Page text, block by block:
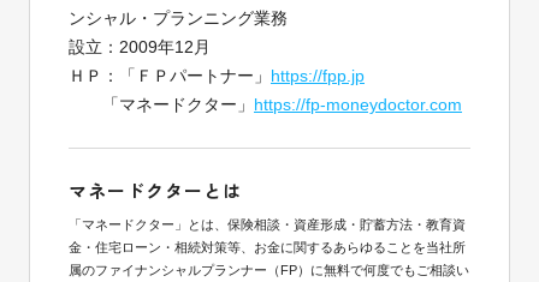
ンシャル・プランニング業務
設立：2009年12月
ＨＰ：「ＦＰパートナー」 https://fpp.jp
「マネードクター」 https://fp-moneydoctor.com
マネードクターとは
「マネードクター」とは、保険相談・資産形成・貯蓄方法・教育資
金・住宅ローン・相続対策等、お金に関するあらゆることを当社所
属のファイナンシャルプランナー（FP）に無料で何度でもご相談い